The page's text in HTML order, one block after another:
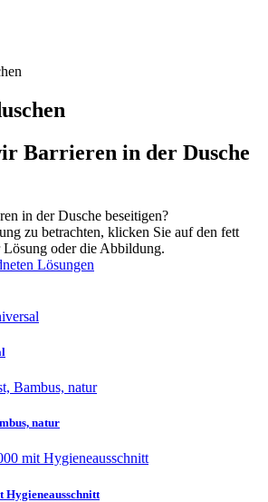
Barrieren in der Dusche
in der Dusche beseitigen?
zu betrachten, klicken Sie auf den fett
Lösung oder die Abbildung.
Lösungen
natur
Hygieneausschnitt